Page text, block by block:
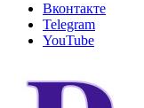
Вконтакте
Telegram
YouTube